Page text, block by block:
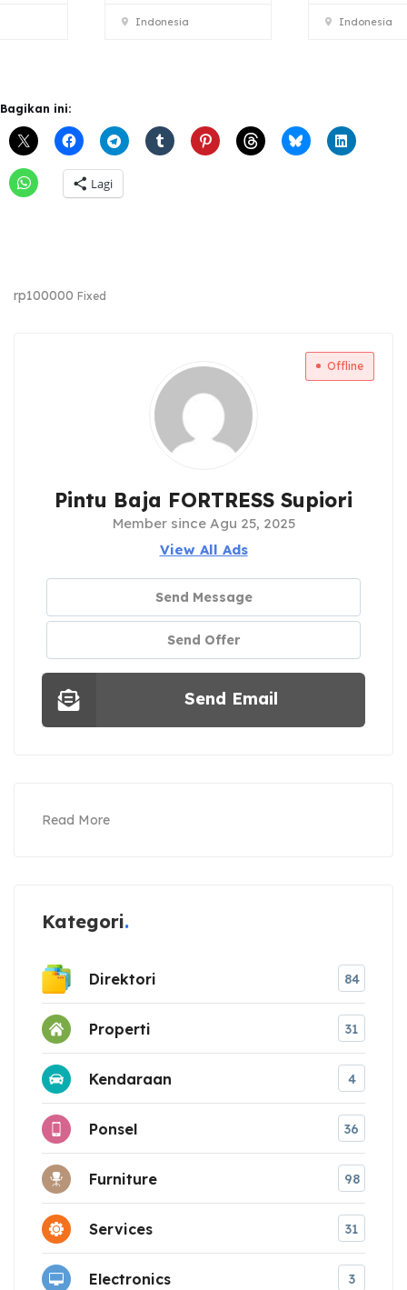
Bagikan ini:
Lagi
rp100000 Fixed
Offline
Pintu Baja FORTRESS Supiori
Member since Agu 25, 2025
View All Ads
Send Message
Send Offer
Send Email
Read More
Kategori
Direktori 84
Properti 31
Kendaraan 4
Ponsel 36
Furniture 98
Services 31
Electronics 3